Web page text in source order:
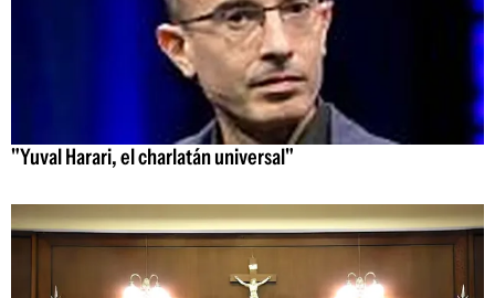
"Yuval Harari, el charlatán universal"